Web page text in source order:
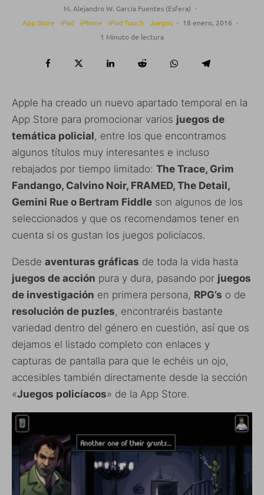
M. Alejandro W. García Fuentes (Esfera) ·
App Store
iPad iPhone iPod Touch Juegos · 18 enero, 2016 ·
1 Minuto de lectura
Apple ha creado un nuevo apartado temporal en la
App Store para promocionar varios juegos de
temática policial, entre los que encontramos
algunos títulos muy interesantes e incluso
rebajados por tiempo limitado: The Trace, Grim
Fandango, Calvino Noir, FRAMED, The Detail,
Gemini Rue o Bertram Fiddle son algunos de los
seleccionados y que os recomendamos tener en
cuenta si os gustan los juegos policíacos.
Desde aventuras gráficas de toda la vida hasta
juegos de acción pura y dura, pasando por juegos
de investigación en primera persona, RPG’s o de
resolución de puzles, encontraréis bastante
variedad dentro del género en cuestión, así que os
dejamos el listado completo con enlaces y
capturas de pantalla para que le echéis un ojo,
accesibles también directamente desde la sección
«Juegos policíacos» de la App Store.